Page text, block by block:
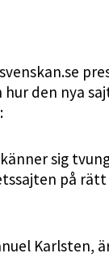
den nya
sig
på
Karlsten,